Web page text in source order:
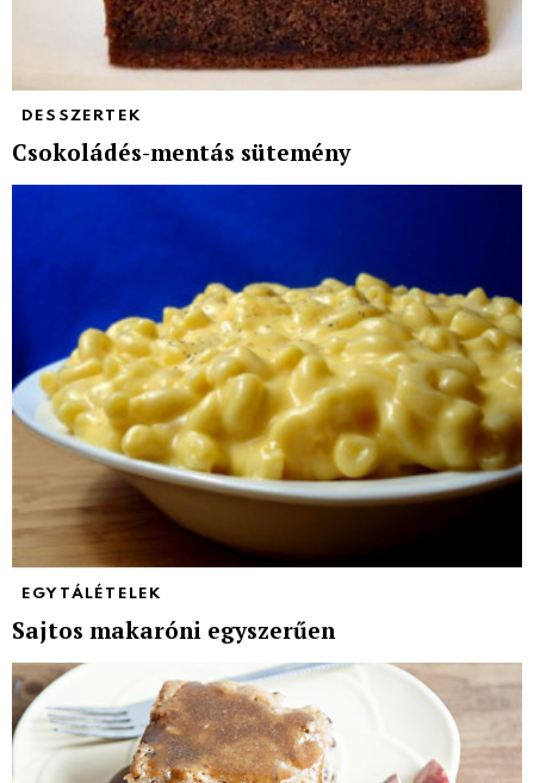
DESSZERTEK
Csokoládés-mentás sütemény
EGYTÁLÉTELEK
Sajtos makaróni egyszerűen